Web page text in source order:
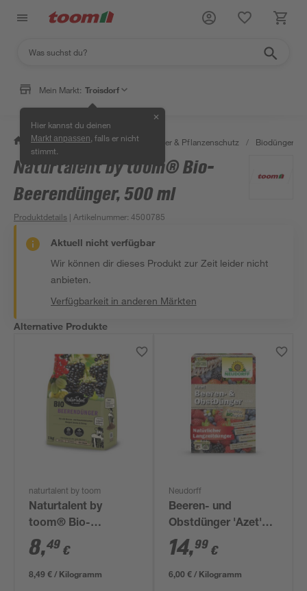
Mein Markt: Troisdorf
Hier kannst du deinen
Markt anpassen , falls er nicht
stimmt.
✕
/ Garten & Freizeit / Erden, Dünger & Pflanzenschutz / Biodünger
Naturtalent by toom® Bio-
Beerendünger, 500 ml
Produktdetails | Artikelnummer:4500785
Aktuell nicht verfügbar
Wir können dir dieses Produkt zur Zeit leider nicht
anbieten.
Verfügbarkeit in anderen Märkten
Alternative Produkte
naturtalent by toom
Naturtalent by
toom® Bio-
Beerendünger 1 kg
8,49 €
8,49 € / Kilogramm
Neudorff
Beeren- und
Obstdünger 'Azet'
2,5 kg
14,99 €
6,00 € / Kilogramm